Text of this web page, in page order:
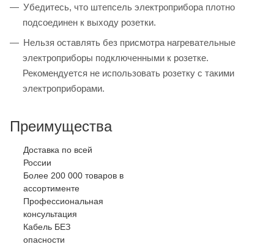
Убедитесь, что штепсель электроприбора плотно
подсоединен к выходу розетки.
Нельзя оставлять без присмотра нагревательные
электроприборы подключенными к розетке.
Рекомендуется не использовать розетку с такими
электроприборами.
Преимущества
Доставка по всей
России
Более 200 000 товаров в
ассортименте
Профессиональная
консультация
Кабель БЕЗ
опасности